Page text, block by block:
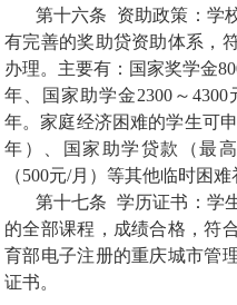
第十六条
资助政策：学
有完善的奖助贷资助体系，
办理。主要有：国家奖学金
年、国家助学金2300 ～4300
年。家庭经济困难的学生可
年）、国家助学贷款（最高
（500元/月）等其他临时困难
第十七条 学历证书：学
的全部课程，成绩合格，符
育部电子注册的重庆城市管
证书。